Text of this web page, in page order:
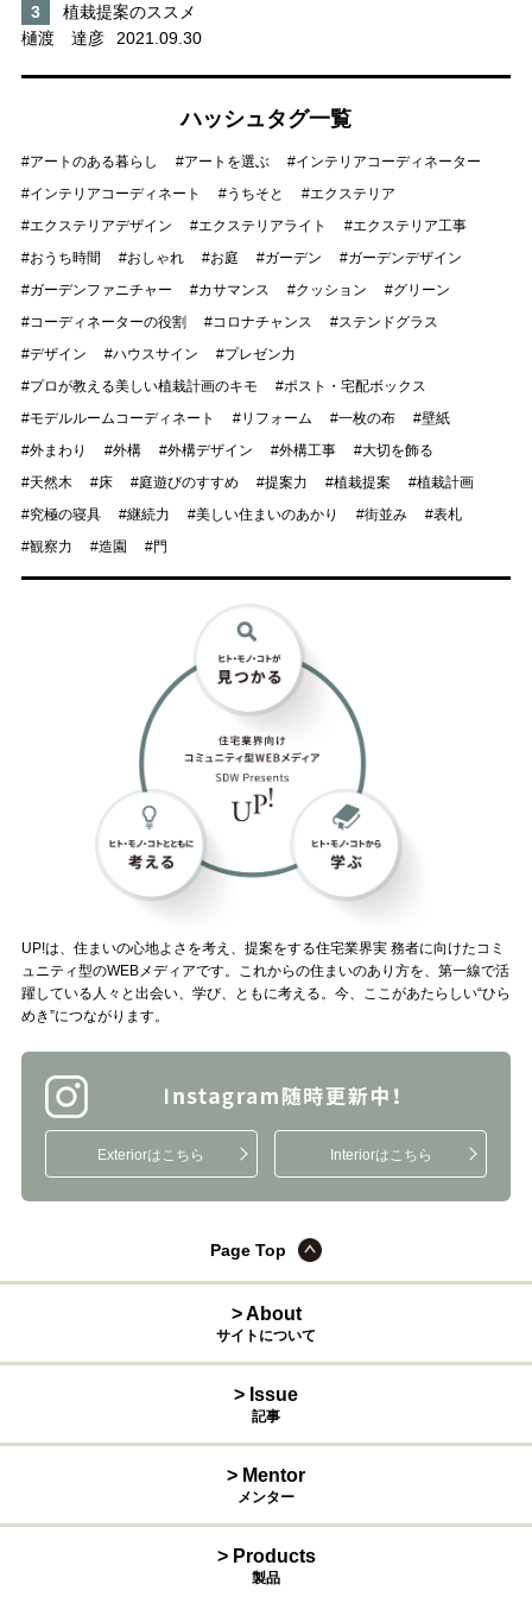
植栽提案のススメ
樋渡 達彦
2021.09.30
ハッシュタグ一覧
アートのある暮らし アートを選ぶ
インテリアコーディネーター
インテリアコーディネート
うちそと
エクステリア
エクステリアデザイン
エクステリアライト
エクステリア工事
おうち時間
おしゃれ お庭 ガーデン
ガーデンデザイン
ガーデンファニチャー
カサマンス クッション
グリーン
コーディネーターの役割
コロナチャンス
ステンドグラス
デザイン
ハウスサイン
プレゼン力
プロが教える美しい植栽計画のキモ
ポスト・宅配ボックス
モデルルームコーディネート
リフォーム 一枚の布
壁紙
外まわり
外構 外構デザイン 外構工事
大切を飾る
天然木
床 庭遊びのすすめ 提案力 植栽提案
植栽計画
究極の寝具
継続力 美しい住まいのあかり 街並み
表札
観察力
造園 門
UP!は、住まいの心地よさを考え、提案をする住宅業界実 務者に向けたコミ
ュニティ型のWEBメディアです。これからの住まいのあり方を、第一線で活
躍している人々と出会い、学び、ともに考える。今、ここがあたらしい“ひら
めき”につながります。
Exteriorはこちら Interiorはこちら
Page Top
> About
サイトについて
> Issue
記事
> Mentor
メンター
> Products
製品